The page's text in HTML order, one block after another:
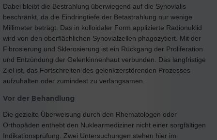
Dabei bleibt die Bestrahlung überwiegend auf die Synovialis
beschränkt, da die Eindringtiefe der Betastrahlung nur wenige
Millimeter beträgt. Das in kolloidaler Form applizierte Radionuklid
wird von den oberflächlichen Synovialzellen phagozytiert. Mit der
Fibrosierung und Sklerosierung ist ein Rückgang der Proliferation
und Entzündung der Gelenkinnenhaut verbunden. Das langfristige
Ziel ist, das Fortschreiten des gelenkzerstörenden Prozesses
aufzuhalten oder zumindest zu verlangsamen.
Vor der Behandlung
Die gezielte Überweisung durch den Rhematologen oder
Orthopäden enthebt den Nuklearmediziner nicht einer sorgfältigen
Indikationsprüfung. Zwei Untersuchungen stehen hier im